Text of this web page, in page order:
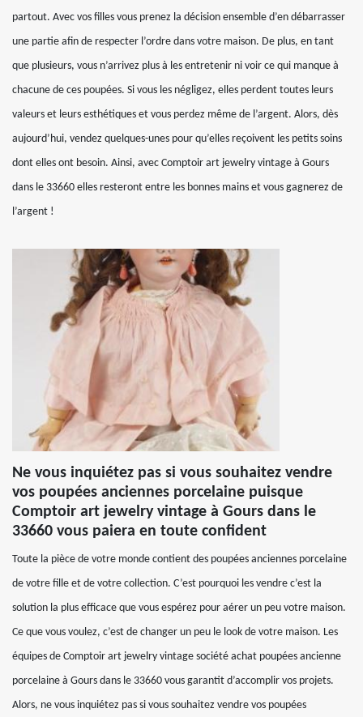
partout. Avec vos filles vous prenez la décision ensemble d’en débarrasser
une partie afin de respecter l’ordre dans votre maison. De plus, en tant
que plusieurs, vous n’arrivez plus à les entretenir ni voir ce qui manque à
chacune de ces poupées. Si vous les négligez, elles perdent toutes leurs
valeurs et leurs esthétiques et vous perdez même de l’argent. Alors, dès
aujourd’hui, vendez quelques-unes pour qu’elles reçoivent les petits soins
dont elles ont besoin. Ainsi, avec Comptoir art jewelry vintage à Gours
dans le 33660 elles resteront entre les bonnes mains et vous gagnerez de
l’argent !
Ne vous inquiétez pas si vous souhaitez vendre
vos poupées anciennes porcelaine puisque
Comptoir art jewelry vintage à Gours dans le
33660 vous paiera en toute confident
Toute la pièce de votre monde contient des poupées anciennes porcelaine
de votre fille et de votre collection. C’est pourquoi les vendre c’est la
solution la plus efficace que vous espérez pour aérer un peu votre maison.
Ce que vous voulez, c’est de changer un peu le look de votre maison. Les
équipes de Comptoir art jewelry vintage société achat poupées ancienne
porcelaine à Gours dans le 33660 vous garantit d’accomplir vos projets.
Alors, ne vous inquiétez pas si vous souhaitez vendre vos poupées